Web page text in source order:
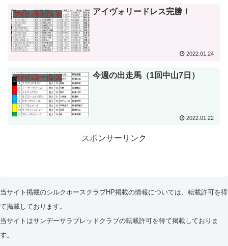
アイヴォリードレス アイヴォリードレス完勝！
2022.01.24
アイヴォリードレス 今週の出走馬（1回中山7日）
2022.01.22
スポンサーリンク
当サイト掲載のシルクホースクラブHP掲載の情報については、転載許可を得
て掲載しております。
当サイトはサンデーサラブレッドクラブの転載許可を得て掲載しておりま
す。